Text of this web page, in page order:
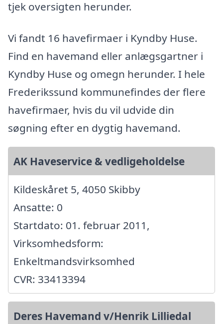
tjek oversigten herunder.
Vi fandt 16 havefirmaer i Kyndby Huse.
Find en havemand eller anlægsgartner i
Kyndby Huse og omegn herunder. I hele
Frederikssund kommunefindes der flere
havefirmaer, hvis du vil udvide din
søgning efter en dygtig havemand.
AK Haveservice & vedligeholdelse
Kildeskåret 5, 4050 Skibby
Ansatte: 0
Startdato: 01. februar 2011,
Virksomhedsform:
Enkeltmandsvirksomhed
CVR: 33413394
Deres Havemand v/Henrik Lilliedal